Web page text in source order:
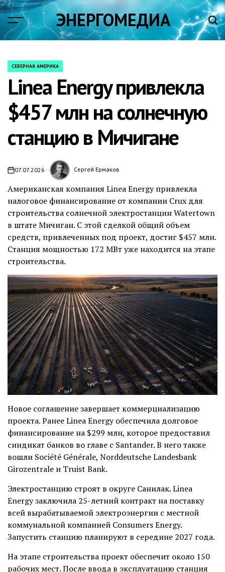
Skip
content
ЭНЕРГОМЕДИА
POSTED
СЕВЕРНАЯ АМЕРИКА
Linea Energy привлекла
$457 млн на солнечную
станцию в Мичигане
on07.07.2026 Сергей Ермаков
Американская компания Linea Energy привлекла
налоговое финансирование от компании Crux для
строительства солнечной электростанции Watertown
в штате Мичиган. С этой сделкой общий объем
средств, привлеченных под проект, достиг $457 млн.
Станция мощностью 172 МВт уже находится на этапе
строительства.
Новое соглашение завершает коммерциализацию
проекта. Ранее Linea Energy обеспечила долговое
финансирование на $299 млн, которое предоставил
синдикат банков во главе с Santander. В него также
вошли Société Générale, Norddeutsche Landesbank
Girozentrale и Truist Bank.
Электростанцию строят в округе Санилак. Linea
Energy заключила 25-летний контракт на поставку
всей вырабатываемой электроэнергии с местной
коммунальной компанией Consumers Energy.
Запустить станцию планируют в середине 2027 года.
На этапе строительства проект обеспечит около 150
рабочих мест. После ввода в эксплуатацию станция